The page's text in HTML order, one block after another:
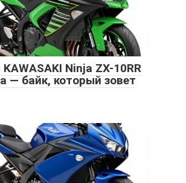
Ninja ZX-10RR
— байк, который зовет